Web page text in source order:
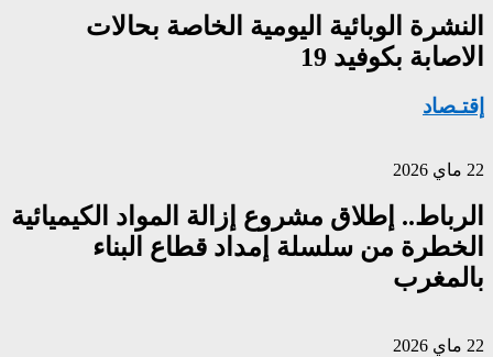
النشرة الوبائية اليومية الخاصة بحالات
الاصابة بكوفيد 19
إقتـصاد
22 ماي 2026
الرباط.. إطلاق مشروع إزالة المواد الكيميائية
الخطرة من سلسلة إمداد قطاع البناء
بالمغرب
22 ماي 2026